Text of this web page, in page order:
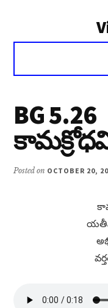
Voice
Vivekananda
BG 5.26
Posted on OCTOBER 20,